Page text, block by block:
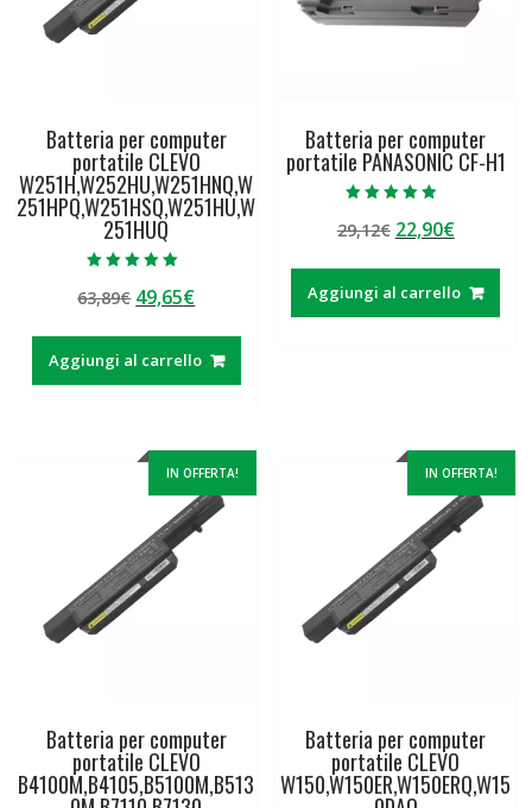
Batteria per computer
portatile CLEVO
W251H,W252HU,W251HNQ,W
251HPQ,W251HSQ,W251HU,W
251HUQ
5.00
su 5
63,89€ Il
originale
era:
49,65€Il
attuale
è:
Aggiungi al carrello
Batteria per computer
portatile PANASONIC CF-H1
4.50
su 5
29,12€ Il
originale
era:
22,90€Il
attuale
è:
Aggiungi al carrello
IN OFFERTA!
Batteria per computer
portatile CLEVO
B4100M,B4105,B5100M,B513
IN OFFERTA!
Batteria per computer
portatile CLEVO
W150,W150ER,W150ERQ,W15